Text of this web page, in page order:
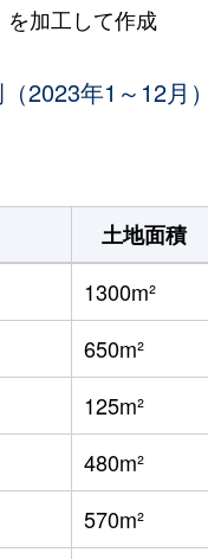
を加工して作成
2023年1～12月）
土地面積
1300m²
650m²
125m²
480m²
570m²